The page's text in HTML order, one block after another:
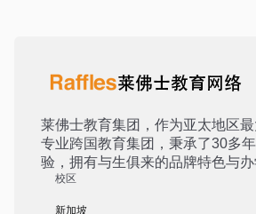
莱佛士教育集团，作为亚太地区
专业跨国教育集团，秉承了30多
验，拥有与生俱来的品牌特色与办
校区
新加坡